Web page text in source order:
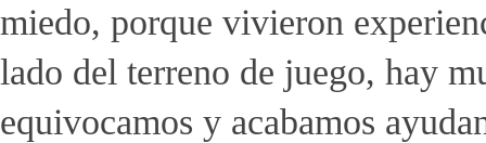
miedo, porque vivieron
lado del terreno de juego, hay
equivocamos y acabamos